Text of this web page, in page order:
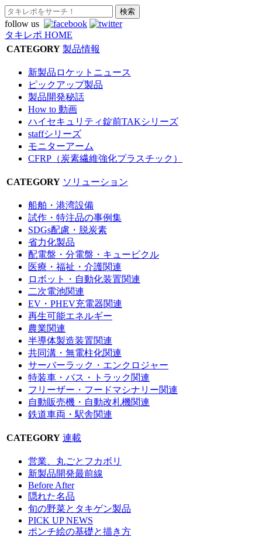
follow us
タキレポ HOME
CATEGORY 製品情報
新製品ロケットニュース
ピックアップ製品
製品開発秘話
How to 動画
ハイセキュリティ錠前TAKシリーズ
staffシリーズ
モニターアーム
CFRP（炭素繊維強化プラスチック）
CATEGORY ソリューション
船舶・港湾設備
試作・特注品の事例集
SDGs配慮・脱炭素
省力化製品
配電盤・分電盤・キュービクル
医療・福祉・介護関連
ロボット・自動化装置関連
二次電池関連
EV・PHEV充電器関連
再生可能エネルギー
農業関連
半導体製造装置関連
共同溝・無電柱化関連
サーバーラック・エンクロジャー
特装車・バス・トラック関連
フリーザー・フードマシナリー関連
自動販売機・自動改札機関連
鉄道車両・駅舎関連
CATEGORY 連載
営業、丸ごとフカボリ
新製品開発最前線
Before After
隠れた名品
旬の野菜とタキゲン製品
PICK UP NEWS
ポンチ絵の基礎と描き方